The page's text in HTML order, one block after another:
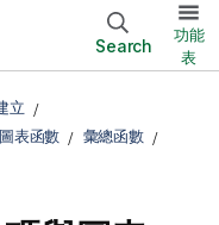
Search
功能
表
立
表函數
彙總函數